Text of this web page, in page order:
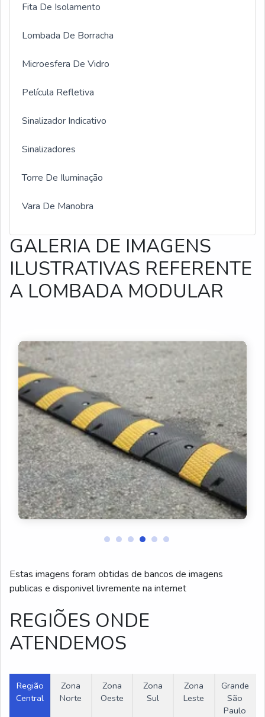
Fita De Isolamento
Lombada De Borracha
Microesfera De Vidro
Película Refletiva
Sinalizador Indicativo
Sinalizadores
Torre De Iluminação
Vara De Manobra
GALERIA DE IMAGENS
ILUSTRATIVAS REFERENTE
A LOMBADA MODULAR
Estas imagens foram obtidas de bancos de imagens
publicas e disponivel livremente na internet
REGIÕES ONDE
ATENDEMOS
Região
Central
Zona
Norte
Zona
Oeste
Zona
Sul
Zona
Leste
Grande
São
Paulo